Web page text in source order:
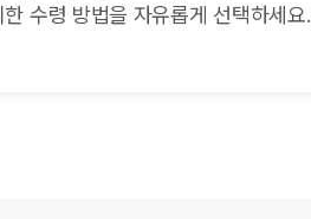
한 수령 방법을 자유롭게 선택하세요.